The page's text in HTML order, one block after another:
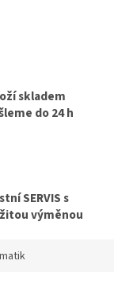
skladem
do 24 h
SERVIS s
výměnou